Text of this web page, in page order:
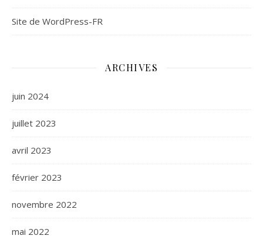
Site de WordPress-FR
ARCHIVES
juin 2024
juillet 2023
avril 2023
février 2023
novembre 2022
mai 2022